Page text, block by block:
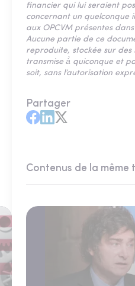
financier qui lui seraient
concernant un quelconque
aux OPCVM présentes
Aucune partie de ce
reproduite, stockée sur des
transmise à̀ quiconque et
soit, sans l’autorisation
Partager
Contenus de la même